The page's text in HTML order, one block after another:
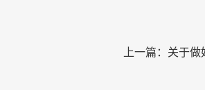
上一篇：关于